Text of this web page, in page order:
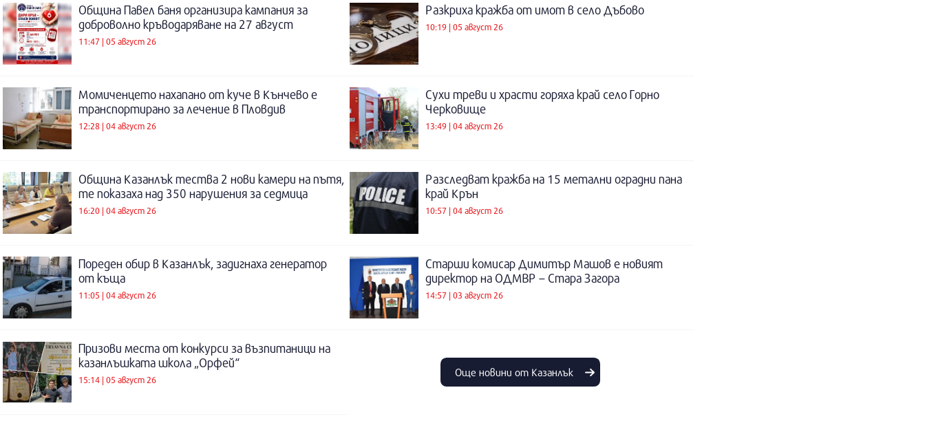
Община Павел баня организира кампания за
доброволно кръводаряване на 27 август
11:47 | 05 август 26
Разкриха кражба от имот в село Дъбово
10:19 | 05 август 26
Момиченцето нахапано от куче в Кънчево е
транспортирано за лечение в Пловдив
12:28 | 04 август 26
Сухи треви и храсти горяха край село Горно
Черковище
13:49 | 04 август 26
Община Казанлък тества 2 нови камери на пътя,
те показаха над 350 нарушения за седмица
16:20 | 04 август 26
Разследват кражба на 15 метални оградни пана
край Крън
10:57 | 04 август 26
Пореден обир в Казанлък, задигнаха генератор
от къща
11:05 | 04 август 26
Старши комисар Димитър Машов е новият
директор на ОДМВР – Стара Загора
14:57 | 03 август 26
Призови места от конкурси за възпитаници на
казанлъшката школа „Орфей“
15:14 | 05 август 26
Още новини от Казанлък